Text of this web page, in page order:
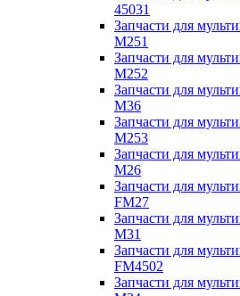
45031
Запчасти для
M251
Запчасти для
M252
Запчасти для
M36
Запчасти для
M253
Запчасти для
M26
Запчасти для
FM27
Запчасти для
M31
Запчасти для
FM4502
Запчасти для